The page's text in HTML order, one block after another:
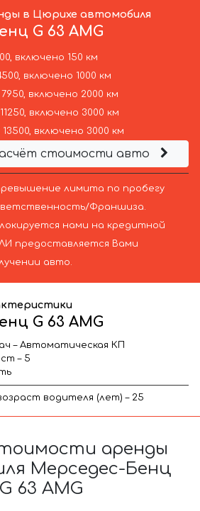
в Цюрихе автомобиля
G 63 AMG
включено 150 км
включено 1000 км
включено 2000 км
включено 3000 км
включено 3000 км
стоимости авто
лимита по пробегу
Франшиза.
нами на кредитной
предоставляется Вами
авто.
G 63 AMG
– Автоматическая КП
– 5
водителя (лет) – 25
аренды
Мерседес-Бенц
G 63 AMG